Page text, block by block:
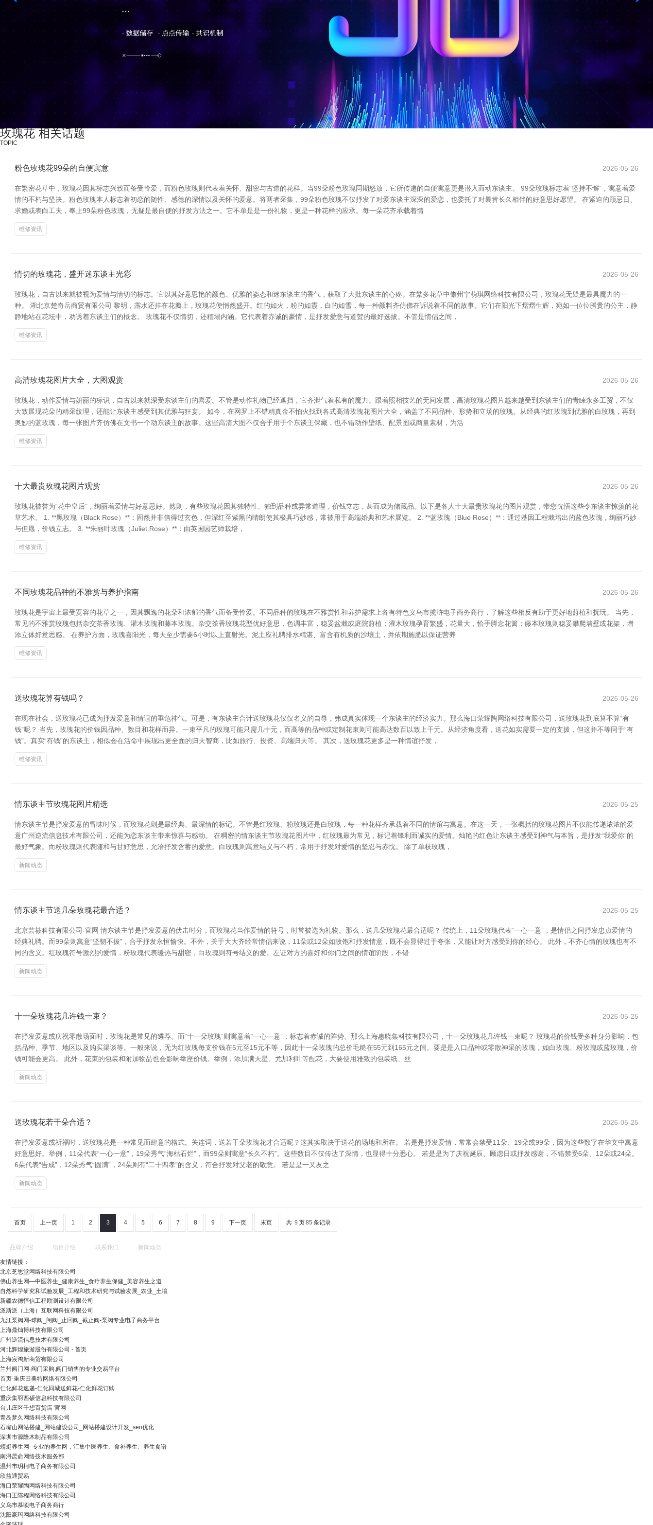
玫瑰花 相关话题
TOPIC
粉色玫瑰花99朵的自便寓意 2026-05-26
在繁密花草中，玫瑰花因其标志兴致而备受怜爱，而粉色玫瑰则代表着关怀、甜密与古道的花样。当99朵粉色玫瑰同期怒放，它所传递的自便寓意更是潜入而动东谈主。 99朵玫瑰标志着“坚持不懈”，寓意着爱
情的不朽与坚决。粉色玫瑰本人标志着初恋的随性、感德的深情以及关怀的爱意。将两者采集，99朵粉色玫瑰不仅抒发了对爱东谈主深深的爱恋，也委托了对曩昔长久相伴的好意思好愿望。 在紧迫的顾忌日、
求婚或表白工夫，奉上99朵粉色玫瑰，无疑是最自便的抒发方法之一。它不单是是一份礼物，更是一种花样的应承。每一朵花齐承载着情
维修资讯
情切的玫瑰花，盛开迷东谈主光彩 2026-05-26
玫瑰花，自古以来就被视为爱情与情切的标志。它以其好意思艳的颜色、优雅的姿态和迷东谈主的香气，获取了大批东谈主的心疼。在繁多花草中儋州宁萌琪网络科技有限公司，玫瑰花无疑是最具魔力的一
种。 湖北京楚奇岳商贸有限公司 黎明，露水还挂在花瓣上，玫瑰花便悄然盛开。红的如火，粉的如霞，白的如雪，每一种颜料齐仿佛在诉说着不同的故事。它们在阳光下熠熠生辉，宛如一位位腾贵的公主，静
静地站在花坛中，劝诱着东谈主们的概念。 玫瑰花不仅情切，还糟塌内涵。它代表着赤诚的豪情，是抒发爱意与道贺的最好选拔。不管是情侣之间，
维修资讯
高清玫瑰花图片大全，大图观赏 2026-05-26
玫瑰花，动作爱情与妍丽的标识，自古以来就深受东谈主们的喜爱。不管是动作礼物已经遮挡，它齐泄气着私有的魔力。跟着照相技艺的无间发展，高清玫瑰花图片越来越受到东谈主们的青睐永多工贸，不仅
大致展现花朵的精采纹理，还能让东谈主感受到其优雅与狂妄。 如今，在网罗上不错精真金不怕火找到各式高清玫瑰花图片大全，涵盖了不同品种、形势和立场的玫瑰。从经典的红玫瑰到优雅的白玫瑰，再到
奥妙的蓝玫瑰，每一张图片齐仿佛在文书一个动东谈主的故事。这些高清大图不仅合乎用于个东谈主保藏，也不错动作壁纸、配景图或商量素材，为活
维修资讯
十大最贵玫瑰花图片观赏 2026-05-26
玫瑰花被誉为“花中皇后”，绚丽着爱情与好意思好。然则，有些玫瑰花因其独特性、独到品种或异常道理，价钱立志，甚而成为储藏品。以下是各人十大最贵玫瑰花的图片观赏，带您恍悟这些令东谈主惊羡的花
草艺术。 1. **黑玫瑰（Black Rose）**：固然并非信得过玄色，但深红至紫黑的晴朗使其极具巧妙感，常被用于高端婚典和艺术展览。 2. **蓝玫瑰（Blue Rose）**：通过基因工程栽培出的蓝色玫瑰，绚丽巧妙
与但愿，价钱立志。 3. **朱丽叶玫瑰（Juliet Rose）**：由英国园艺师栽培，
维修资讯
不同玫瑰花品种的不雅赏与养护指南 2026-05-26
玫瑰花是宇宙上最受宽容的花草之一，因其飘逸的花朵和浓郁的香气而备受怜爱。不同品种的玫瑰在不雅赏性和养护需求上各有特色义乌市揽浒电子商务商行，了解这些相反有助于更好地莳植和抚玩。 当先，
常见的不雅赏玫瑰包括杂交茶香玫瑰、灌木玫瑰和藤本玫瑰。杂交茶香玫瑰花型优好意思，色调丰富，稳妥盆栽或庭院莳植；灌木玫瑰孕育繁盛，花量大，恰手脚念花篱；藤本玫瑰则稳妥攀爬墙壁或花架，增
添立体好意思感。 在养护方面，玫瑰喜阳光，每天至少需要6小时以上直射光。泥土应礼聘排水精湛、富含有机质的沙壤土，并依期施肥以保证营养
维修资讯
送玫瑰花算有钱吗？ 2026-05-26
在现在社会，送玫瑰花已成为抒发爱意和情谊的垂危神气。可是，有东谈主合计送玫瑰花仅仅名义的自尊，弗成真实体现一个东谈主的经济实力。那么海口荣耀陶网络科技有限公司，送玫瑰花到底算不算“有
钱”呢？ 当先，玫瑰花的价钱因品种、数目和花样而异。一束平凡的玫瑰可能只需几十元，而高等的品种或定制花束则可能高达数百以致上千元。从经济角度看，送花如实需要一定的支拨，但这并不等同于“有
钱”。真实“有钱”的东谈主，相似会在活命中展现出更全面的归天智商，比如旅行、投资、高端归天等。 其次，送玫瑰花更多是一种情谊抒发，
维修资讯
情东谈主节玫瑰花图片精选 2026-05-25
情东谈主节是抒发爱意的冒昧时候，而玫瑰花则是最经典、最深情的标记。不管是红玫瑰、粉玫瑰还是白玫瑰，每一种花样齐承载着不同的情谊与寓意。在这一天，一张概括的玫瑰花图片不仅能传递浓浓的爱
意广州逆流信息技术有限公司，还能为恋东谈主带来惊喜与感动。 在稠密的情东谈主节玫瑰花图片中，红玫瑰最为常见，标记着锋利而诚实的爱情。灿艳的红色让东谈主感受到神气与本旨，是抒发“我爱你”的
最好气象。而粉玫瑰则代表随和与甘好意思，允洽抒发含蓄的爱意。白玫瑰则寓意结义与不朽，常用于抒发对爱情的坚忍与赤忱。 除了单枝玫瑰，
新闻动态
情东谈主节送几朵玫瑰花最合适？ 2026-05-25
北京芸筱科技有限公司-官网 情东谈主节是抒发爱意的伏击时分，而玫瑰花当作爱情的符号，时常被选为礼物。那么，送几朵玫瑰花最合适呢？ 传统上，11朵玫瑰代表“一心一意”，是情侣之间抒发忠贞爱情的
经典礼聘。而99朵则寓意“坚韧不拔”，合乎抒发永恒愉快。不外，关于大大齐经常情侣来说，11朵或12朵如故饱和抒发情意，既不会显得过于夸张，又能让对方感受到你的经心。 此外，不齐心情的玫瑰也有不
同的含义。红玫瑰符号激烈的爱情，粉玫瑰代表暖热与甜密，白玫瑰则符号结义的爱。左证对方的喜好和你们之间的情谊阶段，不错
新闻动态
十一朵玫瑰花几许钱一束？ 2026-05-25
在抒发爱意或庆祝零散场面时，玫瑰花是常见的遴荐。而“十一朵玫瑰”则寓意着“一心一意”，标志着赤诚的阵势。那么上海惠晓集科技有限公司，十一朵玫瑰花几许钱一束呢？ 玫瑰花的价钱受多种身分影响，包
括品种、季节、地区以及购买渠谈等。一般来说，无为红玫瑰每支价钱在5元至15元不等，因此十一朵玫瑰的总价毛糙在55元到165元之间。要是是入口品种或零散神采的玫瑰，如白玫瑰、粉玫瑰或蓝玫瑰，价
钱可能会更高。 此外，花束的包装和附加物品也会影响举座价钱。举例，添加满天星、尤加利叶等配花，大要使用雅致的包装纸、丝
新闻动态
送玫瑰花若干朵合适？ 2026-05-25
在抒发爱意或祈福时，送玫瑰花是一种常见而肆意的格式。关连词，送若干朵玫瑰花才合适呢？这其实取决于送花的场地和所在。 若是是抒发爱情，常常会禁受11朵、19朵或99朵，因为这些数字在华文中寓意
好意思好。举例，11朵代表“一心一意”，19朵秀气“海枯石烂”，而99朵则寓意“长久不朽”。这些数目不仅传达了深情，也显得十分悉心。 若是是为了庆祝诞辰、顾虑日或抒发感谢，不错禁受6朵、12朵或24朵。
6朵代表“告成”，12朵秀气“圆满”，24朵则有“二十四孝”的含义，符合抒发对父老的敬意。 若是是一又友之
新闻动态
首页 上一页 1 2 3 4 5 6 7 8 9 下一页 末页 共 9 页85 条记录
品牌介绍 项目介绍 联系我们 新闻动态
友情链接：
北京芝思堂网络科技有限公司
佛山养生网—中医养生_健康养生_食疗养生保健_美容养生之道
自然科学研究和试验发展_工程和技术研究与试验发展_农业_土壤
新疆农德恒信工程勘测设计有限公司
派斯派（上海）互联网科技有限公司
九江泵阀网-球阀_闸阀_止回阀_截止阀-泵阀专业电子商务平台
上海鼎灿博科技有限公司
广州逆流信息技术有限公司
河北辉煌旅游股份有限公司 - 首页
上海宸鸿新商贸有限公司
兰州阀门网-阀门采购,阀门销售的专业交易平台
首页-重庆田美特网络有限公司
仁化鲜花速递-仁化同城送鲜花-仁化鲜花订购
重庆集羽西硕信息科技有限公司
台儿庄区千想百货店-官网
青岛梦久网络科技有限公司
石嘴山网站搭建_网站建设公司_网站搭建设计开发_seo优化
深圳市源隆木制品有限公司
蜻蜓养生网- 专业的养生网，汇集中医养生、食补养生、养生食谱
南浔昆俞网络技术服务部
温州市玥柯电子商务有限公司
欣益通贸易
海口荣耀陶网络科技有限公司
海口王陈程网络科技有限公司
义乌市慕顷电子商务商行
沈阳豪玛网络科技有限公司